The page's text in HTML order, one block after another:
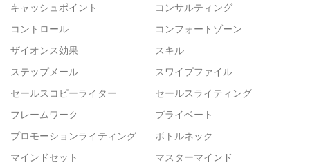
キャッシュポイント
コンサルティング
コントロール
コンフォートゾーン
ザイオンス効果
スキル
ステップメール
スワイプファイル
セールスコピーライター
セールスライティング
フレームワーク
プライベート
プロモーションライティング
ボトルネック
マインドセット
マスターマインド